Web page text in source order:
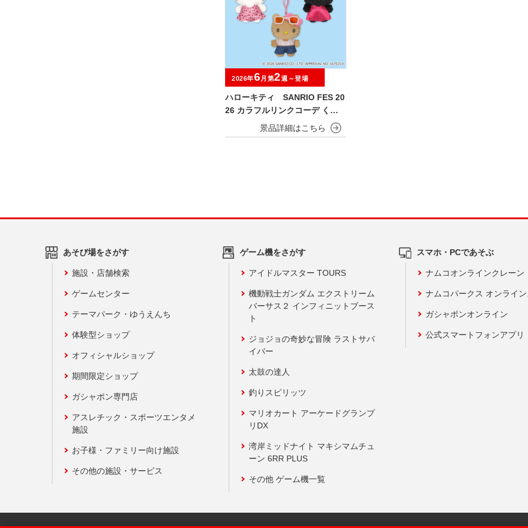
ハローキティ SANRIO FES 20
26 カラフルリンクコーデ くり
っぴぃ ぬいぐるみ
2026年6 月第2週～登場
あそび場をさがす
施設・店舗検索
ゲームセンター
テーマパーク・ゆうえんち
体験型ショップ
オフィシャルショップ
期間限定ショップ
ガシャポン専門店
アスレチック・スポーツエンタメ
施設
お子様・ファミリー向け施設
その他の施設・サービス
ゲーム機をさがす
アイドルマスター TOURS
機動戦士ガンダム エクストリーム
バーサス２ インフィニットブース
ト
ジョジョの奇妙な冒険 ラストサバ
イバー
太鼓の達人
釣りスピリッツ
マリオカート アーケードグランプ
リDX
湾岸ミッドナイト マキシマムチュ
ーン 6RR PLUS
その他 ゲーム機一覧
スマホ・PCであそぶ
ナムコオンラインクレーン
ナムコパークス オンライ
ガシャポンオンライン
公式スマートフォンアプリ